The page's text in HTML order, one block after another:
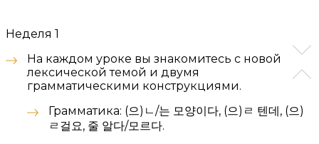
Неделя 1
На каждом уроке вы знакомитесь с новой
лексической темой и двумя
грамматическими конструкциями.
Грамматика: (으)ㄴ/는 모양이다, (으)ㄹ 텐데, (으)
ㄹ걸요, 줄 알다/모르다.